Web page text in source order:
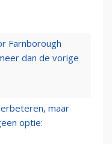
Farnborough
dan de vorige
maar
optie: